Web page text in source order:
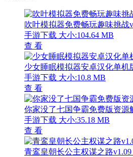
吹叶模拟器免费畅玩趣味挑战
手游下载 大小:104.64 MB
查 看
少女睡眠模拟器安卓汉化单机
手游下载 大小:10.8 MB
查 看
你家没了七国争霸免费版资源
手游下载 大小:35.18 MB
查 看
青鸾皇朝长公主权谋之路